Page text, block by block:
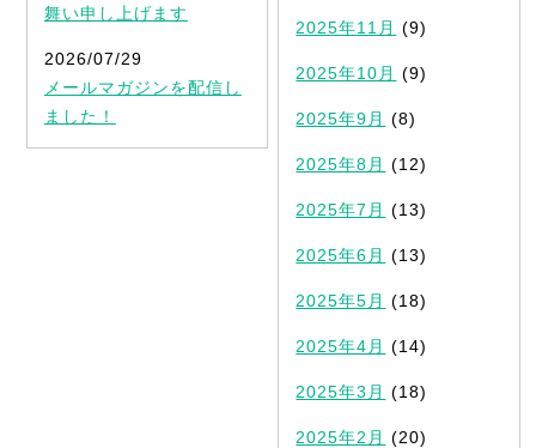
舞い申し上げます
2026/07/29
メールマガジンを配信し
ました！
2025年11月 (9)
2025年10月 (9)
2025年9月 (8)
2025年8月 (12)
2025年7月 (13)
2025年6月 (13)
2025年5月 (18)
2025年4月 (14)
2025年3月 (18)
2025年2月 (20)